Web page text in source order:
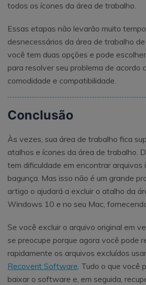
todos os ícones da área de trabalho.
Essas etapas não levarão muito
desnecessários da área de trabalho
você tem duas opções e pode
para resolver seu problema de acordo
comodidade e compatibilidade.
Conclusão
Às vezes, sua área de trabalho fica
atalhos e ícones da área de trabalho.
tem dificuldade em encontrar
bagunça. Mas isso não é um grande
artigo o ajudará a excluir o atalho da
Windows 10 e no seu Mac,
Se você excluir o arquivo original em
se preocupe porque agora você pode
rapidamente os arquivos excluídos
Recoverit Software. Tudo o que você
baixar o software e, em seguida,